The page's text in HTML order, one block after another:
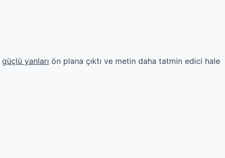
güçlü yanları ön plana çıktı ve metin daha tatmin edici hale